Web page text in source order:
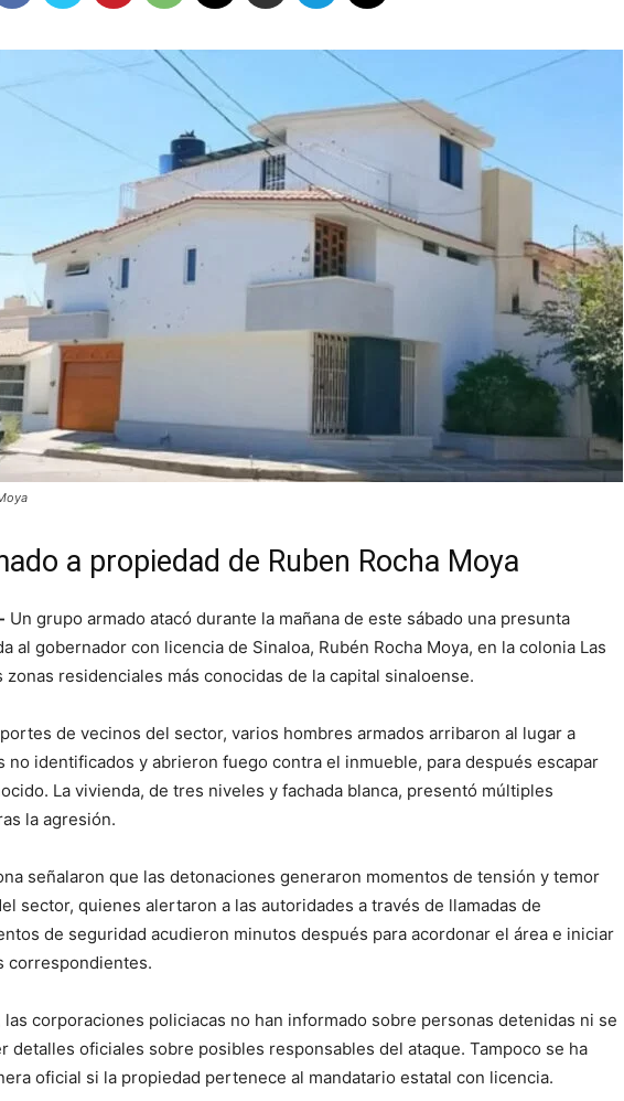
a propiedad de Ruben Rocha Moya
Un grupo armado atacó durante la mañana de este sábado una presunta
al gobernador con licencia de Sinaloa, Rubén Rocha Moya, en la colonia Las
zonas residenciales más conocidas de la capital sinaloense.
de vecinos del sector, varios hombres armados arribaron al lugar a
no identificados y abrieron fuego contra el inmueble, para después escapar
La vivienda, de tres niveles y fachada blanca, presentó múltiples
la agresión.
señalaron que las detonaciones generaron momentos de tensión y temor
sector, quienes alertaron a las autoridades a través de llamadas de
de seguridad acudieron minutos después para acordonar el área e iniciar
correspondientes.
las corporaciones policiacas no han informado sobre personas detenidas ni se
detalles oficiales sobre posibles responsables del ataque. Tampoco se ha
oficial si la propiedad pertenece al mandatario estatal con licencia.